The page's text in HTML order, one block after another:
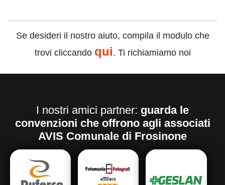
Se desideri il nostro aiuto, compila il modulo che
trovi cliccando qui. Ti richiamiamo noi
I nostri amici partner: guarda le
convenzioni che offrono agli associati
AVIS Comunale di Frosinone